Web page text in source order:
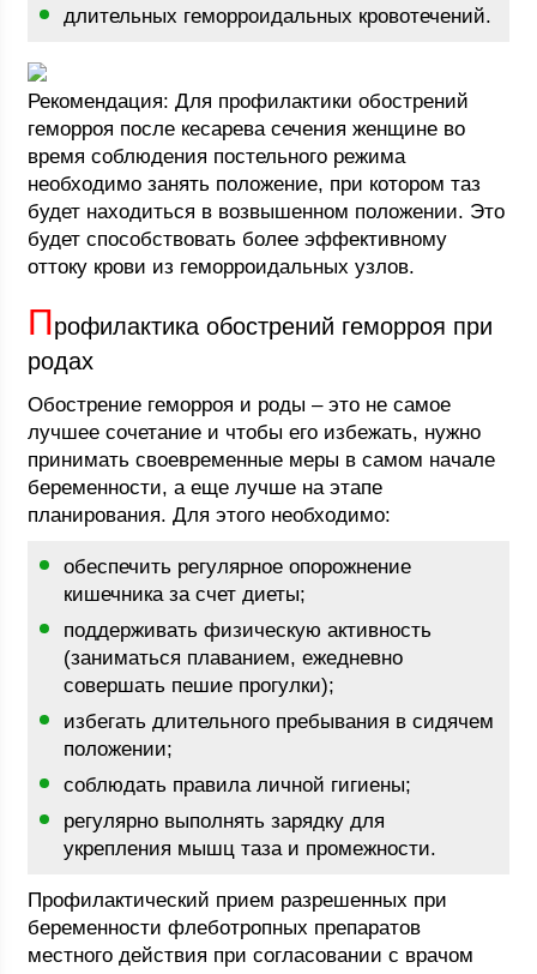
длительных геморроидальных кровотечений.
Рекомендация: Для профилактики обострений
геморроя после кесарева сечения женщине во
время соблюдения постельного режима
необходимо занять положение, при котором таз
будет находиться в возвышенном положении. Это
будет способствовать более эффективному
оттоку крови из геморроидальных узлов.
Профилактика обострений геморроя при
родах
Обострение геморроя и роды – это не самое
лучшее сочетание и чтобы его избежать, нужно
принимать своевременные меры в самом начале
беременности, а еще лучше на этапе
планирования. Для этого необходимо:
обеспечить регулярное опорожнение
кишечника за счет диеты;
поддерживать физическую активность
(заниматься плаванием, ежедневно
совершать пешие прогулки);
избегать длительного пребывания в сидячем
положении;
соблюдать правила личной гигиены;
регулярно выполнять зарядку для
укрепления мышц таза и промежности.
Профилактический прием разрешенных при
беременности флеботропных препаратов
местного действия при согласовании с врачом